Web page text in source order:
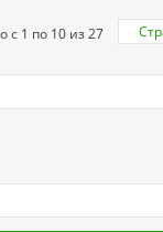
с 1 по 10 из 27